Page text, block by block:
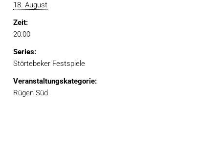
18. August
Zeit:
20:00
Series:
Störtebeker Festspiele
Veranstaltungskategorie:
Rügen Süd